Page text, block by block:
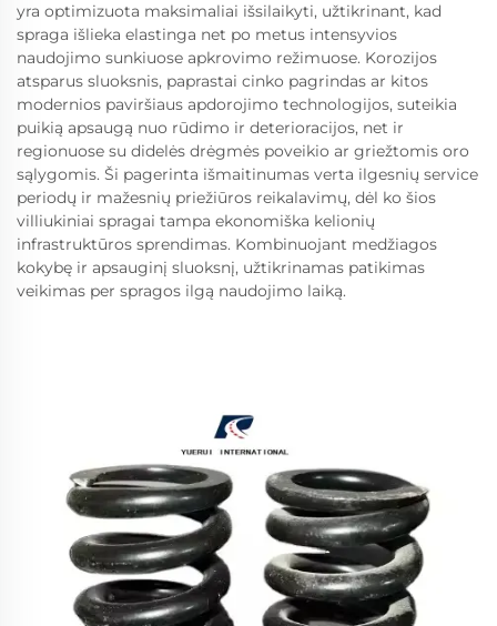
yra optimizuota maksimaliai išsilaikyti, užtikrinant, kad
spraga išlieka elastinga net po metus intensyvios
naudojimo sunkiuose apkrovimo režimuose. Korozijos
atsparus sluoksnis, paprastai cinko pagrindas ar kitos
modernios paviršiaus apdorojimo technologijos, suteikia
puikią apsaugą nuo rūdimo ir deterioracijos, net ir
regionuose su didelės drėgmės poveikio ar griežtomis oro
sąlygomis. Ši pagerinta išmaitinumas verta ilgesnių service
periodų ir mažesnių priežiūros reikalavimų, dėl ko šios
villiukiniai spragai tampa ekonomiška kelionių
infrastruktūros sprendimas. Kombinuojant medžiagos
kokybę ir apsauginį sluoksnį, užtikrinamas patikimas
veikimas per spragos ilgą naudojimo laiką.